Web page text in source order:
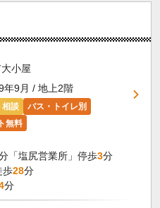
小屋
年9月 / 地上2階
相談
バス・トイレ別
無料
「塩尻営業所」停歩3分
歩28分
分